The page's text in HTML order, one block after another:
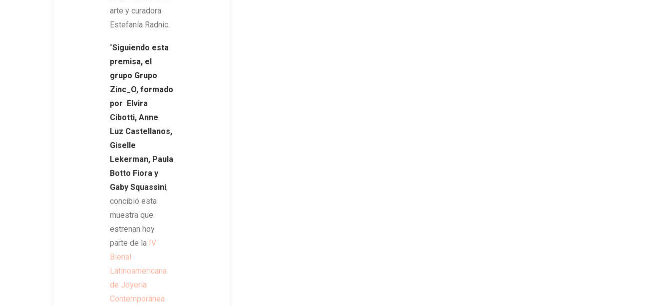
arte y curadora
Estefanía Radnic.
“Siguiendo esta
premisa, el
grupo Grupo
Zinc_O, formado
por Elvira
Cibotti, Anne
Luz Castellanos,
Giselle
Lekerman, Paula
Botto Fiora y
Gaby Squassini,
concibió esta
muestra que
estrenan hoy
parte de la IV
Bienal
Latinoamericana
de Joyería
Contemporánea